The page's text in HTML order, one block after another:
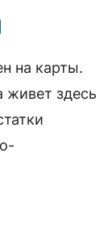
на карты.
живет здесь